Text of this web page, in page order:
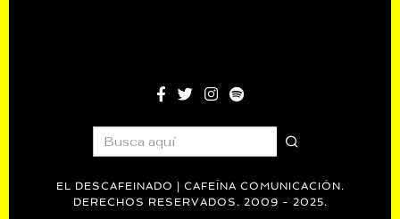
EL DESCAFEINADO | CAFEÍNA COMUNICACIÓN.
DERECHOS RESERVADOS. 2009 - 2025.